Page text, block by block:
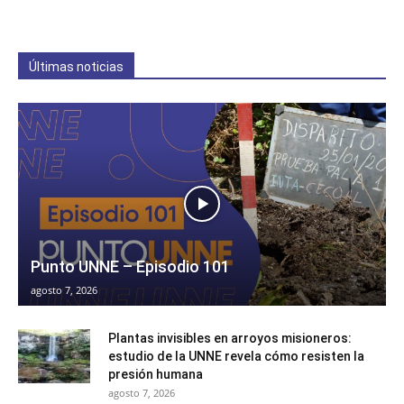
Últimas noticias
Punto UNNE – Episodio 101
agosto 7, 2026
Plantas invisibles en arroyos misioneros:
estudio de la UNNE revela cómo resisten la
presión humana
agosto 7, 2026